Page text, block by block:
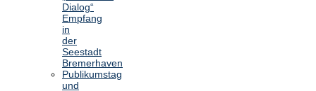
Dialog“
Empfang
in
der
Seestadt
Bremerhaven
Publikumstag
und